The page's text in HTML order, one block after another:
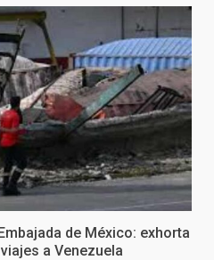
de México: exhorta
a Venezuela